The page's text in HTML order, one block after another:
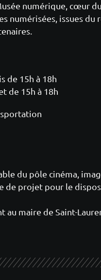
numérique, cœur
numérisées, issues du
de 15h à 18h
de 15h à 18h
du pôle cinéma,
de projet pour le
au maire de Saint-